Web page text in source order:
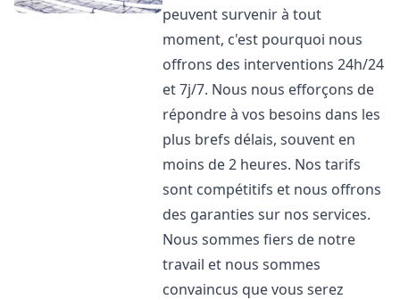
peuvent survenir à tout
moment, c'est pourquoi nous
offrons des interventions 24h/24
et 7j/7. Nous nous efforçons de
répondre à vos besoins dans les
plus brefs délais, souvent en
moins de 2 heures. Nos tarifs
sont compétitifs et nous offrons
des garanties sur nos services.
Nous sommes fiers de notre
travail et nous sommes
convaincus que vous serez